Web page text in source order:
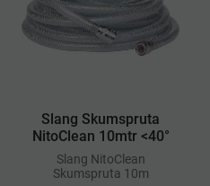
Slang Skumspruta
NitoClean 10mtr <40°
​Slang NitoClean
Skumspruta 10m